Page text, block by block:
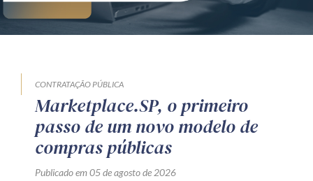
CONTRATAÇÃO PÚBLICA
Marketplace.SP, o primeiro
passo de um novo modelo de
compras públicas
Publicado em 05 de agosto de 2026